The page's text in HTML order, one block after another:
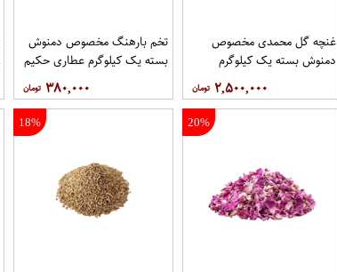
غنچه گل محمدی مخصوص
دمنوش بسته یک کیلوگرم
۲,۵۰۰,۰۰۰
تخم بارهنگ مخصوص دمنوش
بسته یک کیلوگرم عطاری حکیم
۳۸۰,۰۰۰
20%
18%